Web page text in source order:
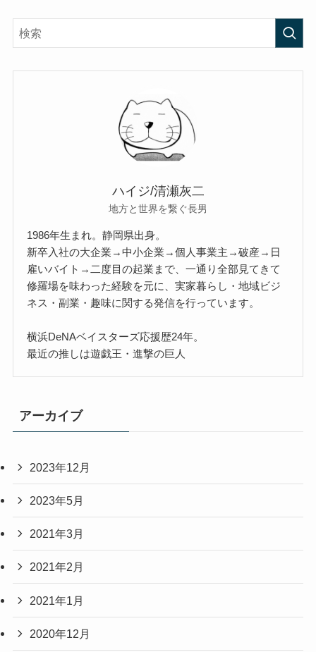
ハイジ/清瀬灰二
地方と世界を繋ぐ長男
1986年生まれ。静岡県出身。
新卒入社の大企業→中小企業→個人事業主→破産→日
雇いバイト→二度目の起業まで、一通り全部見てきて
修羅場を味わった経験を元に、実家暮らし・地域ビジ
ネス・副業・趣味に関する発信を行っています。
横浜DeNAベイスターズ応援歴24年。
最近の推しは遊戯王・進撃の巨人
アーカイブ
2023年12月
2023年5月
2021年3月
2021年2月
2021年1月
2020年12月